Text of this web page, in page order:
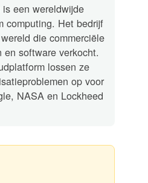
een wereldwijde
computing. Het bedrijf
die commerciële
en software verkocht.
lossen ze
op voor
NASA en Lockheed